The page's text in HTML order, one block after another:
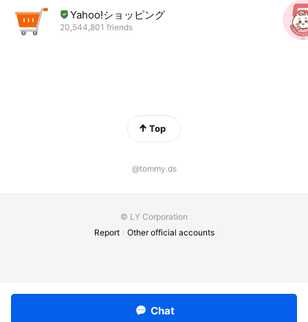
Yahoo!ショッピング
20,544,801 friends
Top
@tommy.ds
© LY Corporation
Report
Other official accounts
Chat